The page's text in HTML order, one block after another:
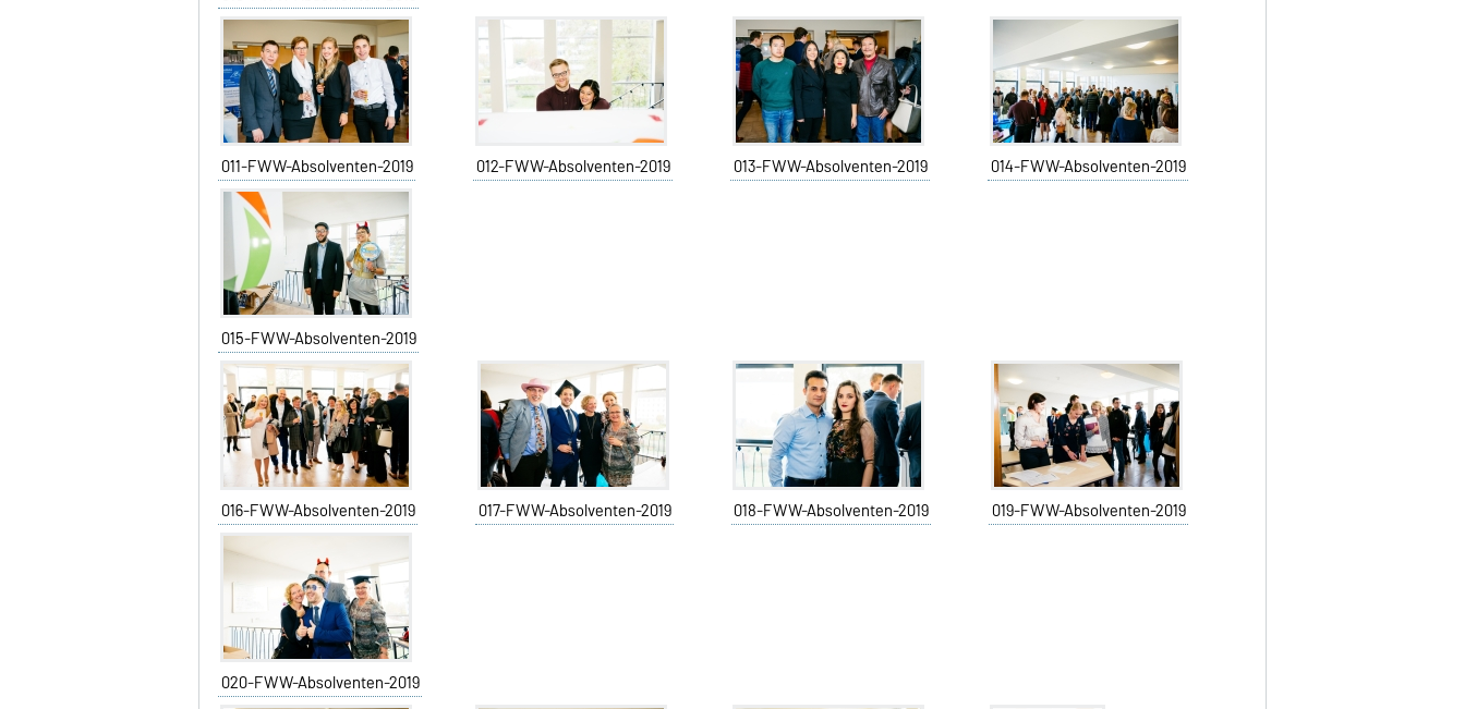
011-FWW-Absolventen-2019 012-FWW-Absolventen-2019 013-FWW-Absolventen-2019 014-FWW-Absolventen-2019
015-FWW-Absolventen-2019
016-FWW-Absolventen-2019 017-FWW-Absolventen-2019 018-FWW-Absolventen-2019 019-FWW-Absolventen-2019
020-FWW-Absolventen-2019